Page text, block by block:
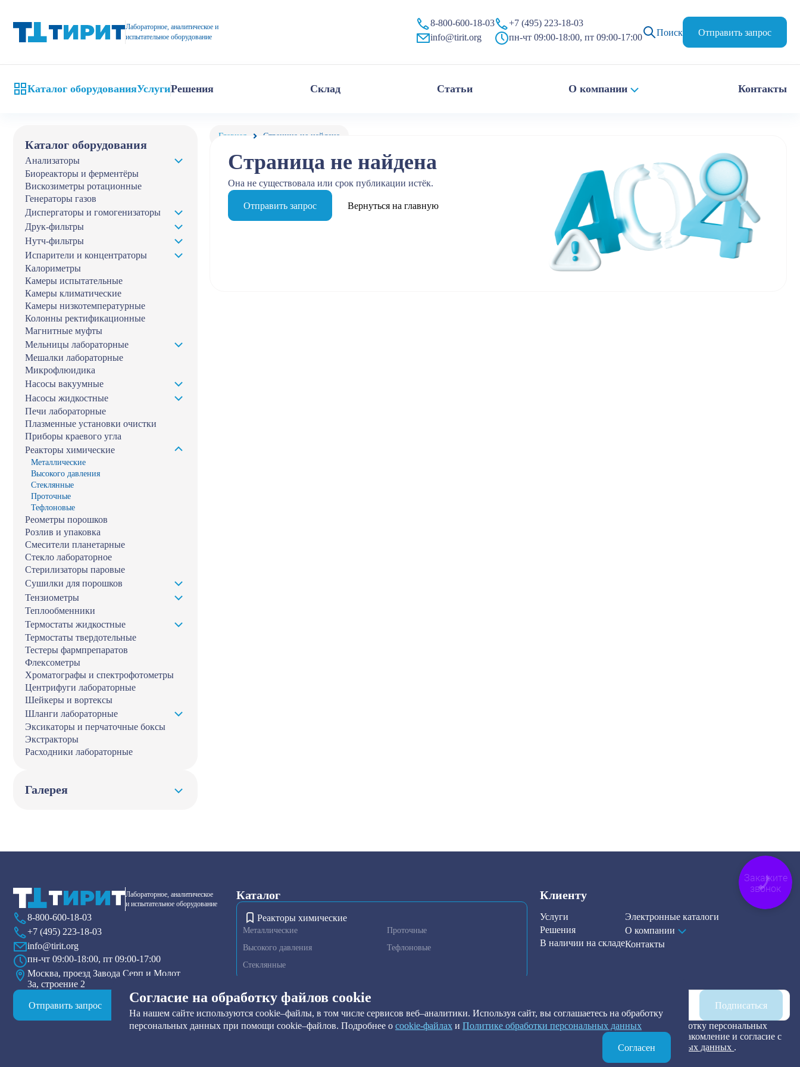
Лабораторное, аналитическое и
испытательное оборудование
8-800-600-18-03
info@tirit.org
+7 (495) 223-18-03
пн-чт 09:00-18:00, пт 09:00-17:00
Поиск Отправить запрос
Каталог оборудованияУслугиРешения Склад Статьи О компании Контакты
Каталог оборудования
Анализаторы
Биореакторы и ферментёры
Вискозиметры ротационные
Генераторы газов
Диспергаторы и гомогенизаторы
Друк-фильтры
Нутч-фильтры
Испарители и концентраторы
Калориметры
Камеры испытательные
Камеры климатические
Камеры низкотемпературные
Колонны ректификационные
Магнитные муфты
Мельницы лабораторные
Мешалки лабораторные
Микрофлюидика
Насосы вакуумные
Насосы жидкостные
Печи лабораторные
Плазменные установки очистки
Приборы краевого угла
Реакторы химические
Металлические
Высокого давления
Стеклянные
Проточные
Тефлоновые
Реометры порошков
Розлив и упаковка
Смесители планетарные
Стекло лабораторное
Стерилизаторы паровые
Сушилки для порошков
Тензиометры
Теплообменники
Термостаты жидкостные
Термостаты твердотельные
Тестеры фармпрепаратов
Флексометры
Хроматографы и спектрофотометры
Центрифуги лабораторные
Шейкеры и вортексы
Шланги лабораторные
Эксикаторы и перчаточные боксы
Экстракторы
Расходники лабораторные
Галерея
Главная Страница не найдена
Страница не найдена
Она не существовала или срок публикации истёк.
Отправить запрос Вернуться на главную
Согласие на обработку файлов cookie
На нашем сайте используются cookie–файлы, в том числе сервисов веб–аналитики. Используя сайт, вы соглашаетесь на обработку
персональных данных при помощи cookie–файлов. Подробнее о сookie-файлах и Политике обработки персональных данных
Согласен
Лабораторное, аналитическое
и испытательное оборудование
8-800-600-18-03
+7 (495) 223-18-03
info@tirit.org
пн-чт 09:00-18:00, пт 09:00-17:00
Москва, проезд Завода Серп и Молот
3а, строение 2
Отправить запрос
Каталог
Реакторы химические
Металлические
Высокого давления
Стеклянные
Проточные
Тефлоновые
Плазменные установки очистки
Тензиометры
Друк-фильтры
Клиенту
Услуги
Решения
В наличии на складе
Электронные каталоги
О компании
Контакты
Подписаться
Я предоставляю согласие на обработку персональных
данных, а также подтверждаю ознакомление и согласие с
Политикой обработки персональных данных .
Закажите
звонок